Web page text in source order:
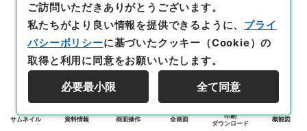
サムネイル 資料情報 画面操作 全画面
印刷
ダウンロード
概観図
ご訪問いただきありがとうございます。
私たちがより良い情報を提供できるように、 プライ
バシーポリシーに基づいたクッキー（Cookie）の
取得と利用に同意をお願いいたします。
必要最小限 全て同意